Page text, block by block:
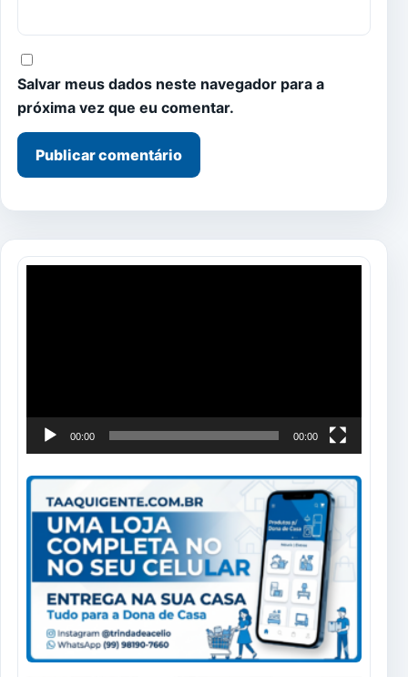
Salvar meus dados neste navegador para a
próxima vez que eu comentar.
00:00 00:00